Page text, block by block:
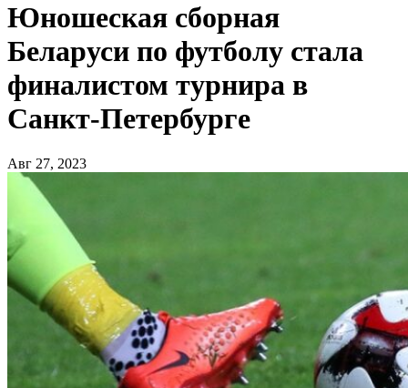
Юношеская сборная
Беларуси по футболу стала
финалистом турнира в
Санкт-Петербурге
Авг 27, 2023